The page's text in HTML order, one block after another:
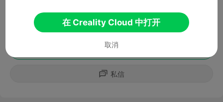
在 Creality Cloud 中打开
取消